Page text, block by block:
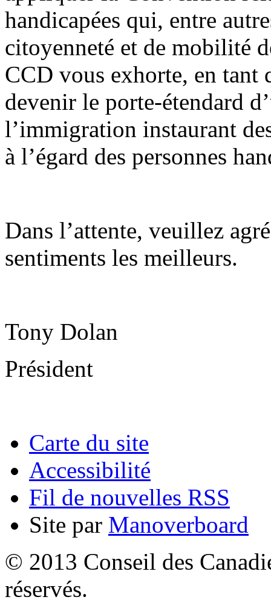
handicapées qui, entre
citoyenneté et de mobilité
CCD vous exhorte, en tant
devenir le porte-étendard
l’immigration instaurant
à l’égard des personnes
Dans l’attente, veuillez
sentiments les meilleurs.
Tony Dolan
Président
Carte du site
Accessibilité
Fil de nouvelles RSS
Site par Manoverboard
© 2013 Conseil des
réservés.